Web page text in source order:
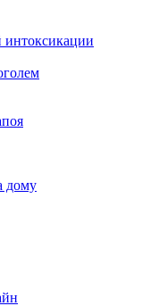
интоксикации
дому